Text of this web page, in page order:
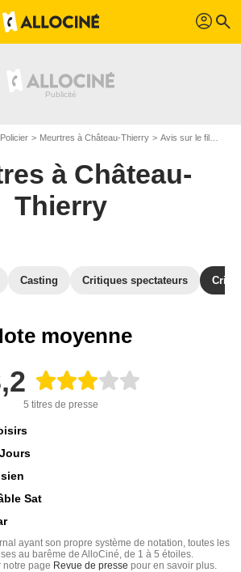
profil search
Meurtres à Château-Thierry Avis sur le film Meurtres à Château-Thierry
à Château-
Thierry
Casting Critiques spectateurs
moyenne
5 titres de presse
Sat
ayant son propre système de notation, toutes les
au barême de AlloCiné, de 1 à 5 étoiles.
notre page Revue de presse pour en savoir plus.